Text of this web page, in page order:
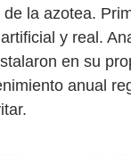
la azotea.
y real.
en su
anual